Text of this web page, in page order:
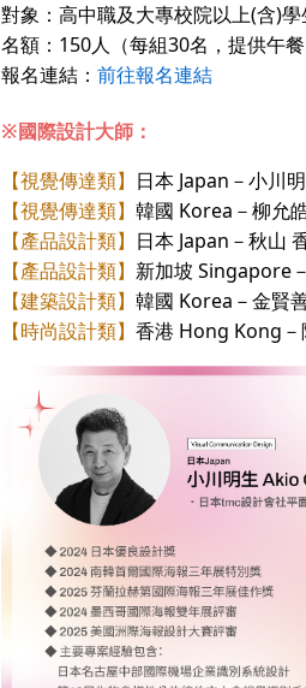
對象：高中職及大專校院以上(含)學
名額：150人（每組30名，提供午餐
報名連結： 前往報名連結
※國際設計大師：
【視覺傳達類】 日本 Japan－小川
【視覺傳達類】 韓國 Korea－柳允
【產品設計類】 日本 Japan－秋山
【產品設計類】 新加坡 Singapore
【建築設計類】 韓國 Korea－金賢
【時尚設計類】 香港 Hong Kong－